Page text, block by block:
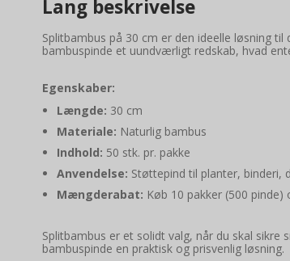
Lang beskrivelse
Splitbambus på 30 cm er den ideelle løsning
bambuspinde et uundværligt redskab, hvad
Egenskaber:
Længde: 30 cm
Materiale: Naturlig bambus
Indhold: 50 stk. pr. pakke
Anvendelse: Støttepind til planter, binderi,
Mængderabat: Køb 10 pakker (500 pinde)
Splitbambus er et solidt valg, når du skal
bambuspinde en praktisk og prisvenlig løsning.